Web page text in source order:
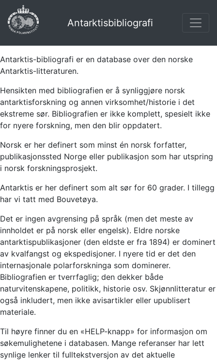
Antarktisbibliografi
Antarktis-bibliografi er en database over den norske
Antarktis-litteraturen.
Hensikten med bibliografien er å synliggjøre norsk
antarktisforskning og annen virksomhet/historie i det
ekstreme sør. Bibliografien er ikke komplett, spesielt ikke
for nyere forskning, men den blir oppdatert.
Norsk er her definert som minst én norsk forfatter,
publikasjonssted Norge eller publikasjon som har utspring
i norsk forskningsprosjekt.
Antarktis er her definert som alt sør for 60 grader. I tillegg
har vi tatt med Bouvetøya.
Det er ingen avgrensing på språk (men det meste av
innholdet er på norsk eller engelsk). Eldre norske
antarktispublikasjoner (den eldste er fra 1894) er dominert
av kvalfangst og ekspedisjoner. I nyere tid er det den
internasjonale polarforskninga som dominerer.
Bibliografien er tverrfaglig; den dekker både
naturvitenskapene, politikk, historie osv. Skjønnlitteratur er
også inkludert, men ikke avisartikler eller upublisert
materiale.
Til høyre finner du en «HELP-knapp» for informasjon om
søkemulighetene i databasen. Mange referanser har lett
synlige lenker til fulltekstversjon av det aktuelle